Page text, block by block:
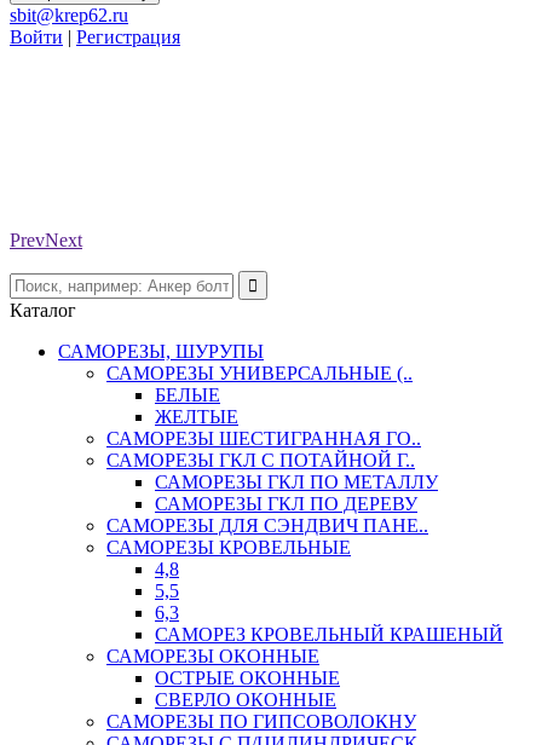
sbit@krep62.ru
Войти | Регистрация
PrevNext
Каталог
САМОРЕЗЫ, ШУРУПЫ
САМОРЕЗЫ УНИВЕРСАЛЬНЫЕ (..
БЕЛЫЕ
ЖЕЛТЫЕ
САМОРЕЗЫ ШЕСТИГРАННАЯ ГО..
САМОРЕЗЫ ГКЛ С ПОТАЙНОЙ Г..
САМОРЕЗЫ ГКЛ ПО МЕТАЛЛУ
САМОРЕЗЫ ГКЛ ПО ДЕРЕВУ
САМОРЕЗЫ ДЛЯ СЭНДВИЧ ПАНЕ..
САМОРЕЗЫ КРОВЕЛЬНЫЕ
4,8
5,5
6,3
САМОРЕЗ КРОВЕЛЬНЫЙ КРАШЕНЫЙ
САМОРЕЗЫ ОКОННЫЕ
ОСТРЫЕ ОКОННЫЕ
СВЕРЛО ОКОННЫЕ
САМОРЕЗЫ ПО ГИПСОВОЛОКНУ